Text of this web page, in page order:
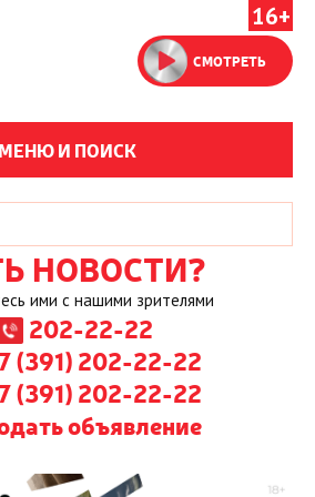
16+
СМОТРЕТЬ
МЕНЮ И ПОИСК
НОВОСТИ?
ими с нашими зрителями
202-22-22
(391) 202-22-22
(391) 202-22-22
объявление